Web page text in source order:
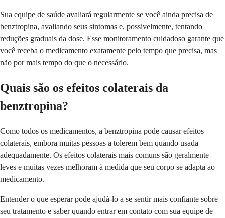
Sua equipe de saúde avaliará regularmente se você ainda precisa de
benztropina, avaliando seus sintomas e, possivelmente, tentando
reduções graduais da dose. Esse monitoramento cuidadoso garante que
você receba o medicamento exatamente pelo tempo que precisa, mas
não por mais tempo do que o necessário.
Quais são os efeitos colaterais da
benztropina?
Como todos os medicamentos, a benztropina pode causar efeitos
colaterais, embora muitas pessoas a tolerem bem quando usada
adequadamente. Os efeitos colaterais mais comuns são geralmente
leves e muitas vezes melhoram à medida que seu corpo se adapta ao
medicamento.
Entender o que esperar pode ajudá-lo a se sentir mais confiante sobre
seu tratamento e saber quando entrar em contato com sua equipe de